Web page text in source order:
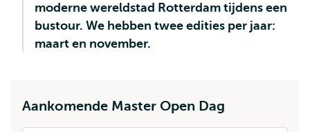
moderne wereldstad Rotterdam tijdens een
bustour. We hebben twee edities per jaar:
maart en november.
Aankomende Master Open Dag